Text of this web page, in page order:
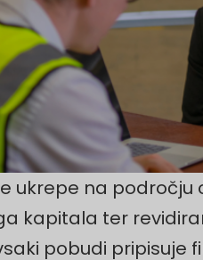
ukrepe na
kapitala ter
pobudi pripisuje